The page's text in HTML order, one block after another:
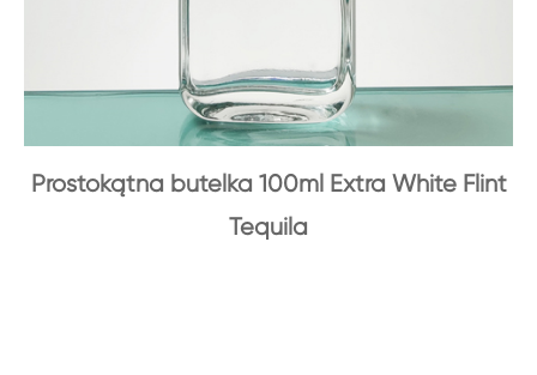
Prostokątna butelka 100ml Extra White Flint
Tequila